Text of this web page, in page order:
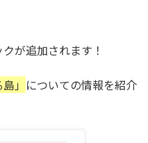
が追加されます！
」 についての情報を紹介